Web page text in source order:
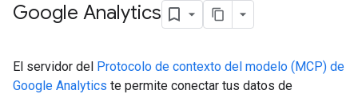
Google Analytics
El servidor del Protocolo de contexto del modelo (MCP) de
Google Analytics te permite conectar tus datos de